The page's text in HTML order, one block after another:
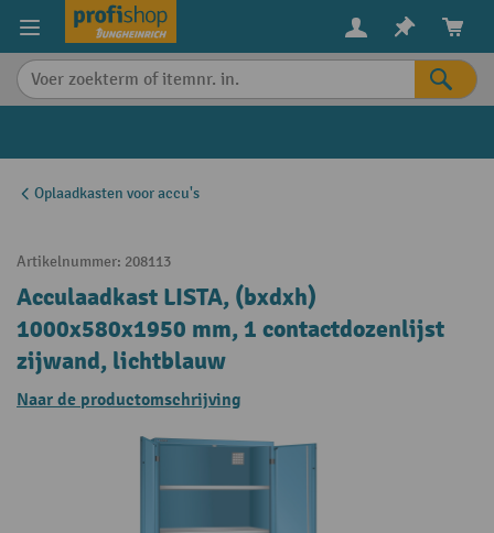
content
Oplaadkasten voor accu's
Artikelnummer: 208113
Acculaadkast LISTA, (bxdxh)
1000x580x1950 mm, 1 contactdozenlijst
zijwand, lichtblauw
Naar de productomschrijving